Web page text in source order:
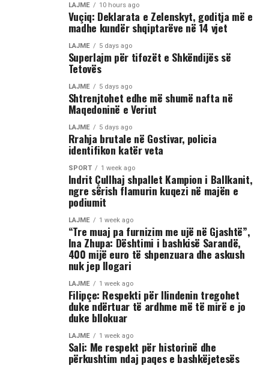
LAJME 10 hours ago
Vuçiq: Deklarata e Zelenskyt, goditja më e
madhe kundër shqiptarëve në 14 vjet
LAJME 5 days ago
Superlajm për tifozët e Shkëndijës së
Tetovës
LAJME 5 days ago
Shtrenjtohet edhe më shumë nafta në
Maqedoninë e Veriut
LAJME 5 days ago
Rrahja brutale në Gostivar, policia
identifikon katër veta
SPORT 1 week ago
Indrit Çullhaj shpallet Kampion i Ballkanit,
ngre sërish flamurin kuqezi në majën e
podiumit
LAJME 1 week ago
“Tre muaj pa furnizim me ujë në Gjashtë”,
Ina Zhupa: Dështimi i bashkisë Sarandë,
400 mijë euro të shpenzuara dhe askush
nuk jep llogari
LAJME 1 week ago
Filipçe: Respekti për Ilindenin tregohet
duke ndërtuar të ardhme më të mirë e jo
duke bllokuar
LAJME 1 week ago
Sali: Me respekt për historinë dhe
përkushtim ndaj paqes e bashkëjetesës